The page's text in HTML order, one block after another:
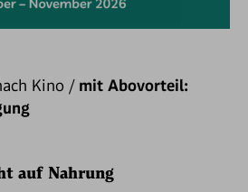
Kino / mit Abovorteil:
auf Nahrung